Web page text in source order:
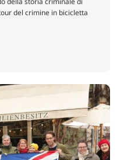
del crimine in bicicletta